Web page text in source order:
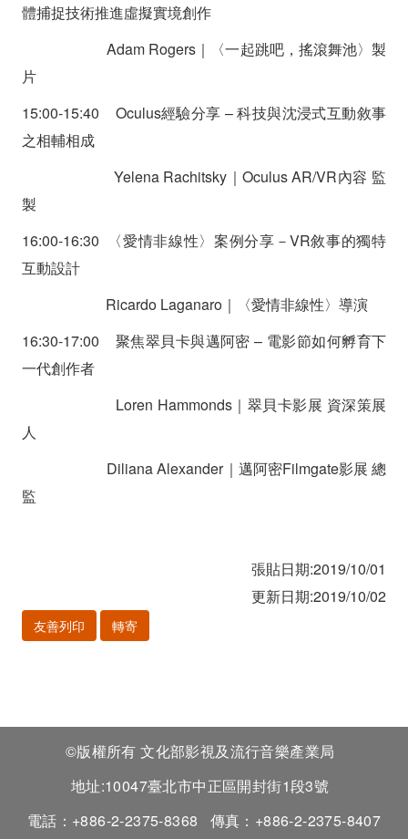
體捕捉技術推進虛擬實境創作
Adam Rogers｜〈一起跳吧，搖滾舞池〉製
片
15:00-15:40 Oculus經驗分享 – 科技與沈浸式互動敘事
之相輔相成
Yelena Rachitsky｜Oculus AR/VR內容 監
製
16:00-16:30 〈愛情非線性〉案例分享－VR敘事的獨特
互動設計
Ricardo Laganaro｜〈愛情非線性〉導演
16:30-17:00 聚焦翠貝卡與邁阿密 – 電影節如何孵育下
一代創作者
Loren Hammonds｜翠貝卡影展 資深策展
人
Diliana Alexander｜邁阿密Filmgate影展 總
監
張貼日期:2019/10/01
更新日期:2019/10/02
友善列印 轉寄
©版權所有 文化部影視及流行音樂產業局
地址:10047臺北市中正區開封街1段3號
電話：+886-2-2375-8368
傳真：+886-2-2375-8407